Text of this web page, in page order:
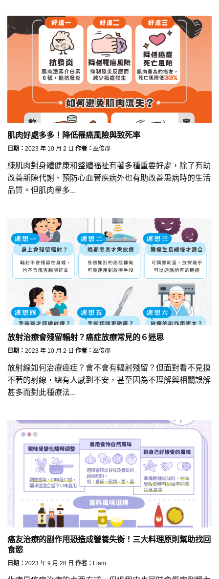
肌肉好處多多！降低罹癌風險與致死率
日期： 2023 年 10 月 2 日 作者： 巫俊郡
練肌肉對身體健康和整體福祉有著多種重要好處，除了有助
改善新陳代謝、預防心血管疾病外也有助改善患病時的生活
品質。但肌肉量多...
放射治療會殘留輻射？癌症放療常見的６迷思
日期： 2023 年 10 月 2 日 作者： 巫俊郡
放射線如何治療癌症？會不會有輻射殘留？但面對看不見摸
不著的射線，總有人感到不安，甚至因為不理解與相關誤解
甚多而對此種療法...
癌友治療的副作用恐造成營養失衡！三大料理原則幫助找回
食慾
日期： 2023 年 9 月 28 日 作者： Liam